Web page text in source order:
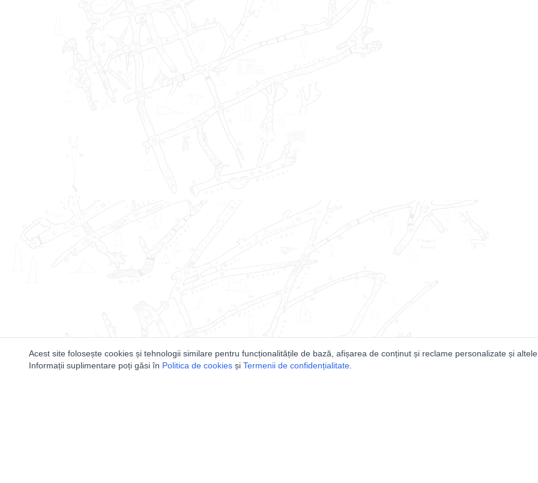
Acest site folosește cookies și tehnologii similare pentru funcționalitățile de bază, afișarea de conținut și reclame personalizate și altele.
Informații suplimentare poți găsi în Politica de cookies și Termenii de confidențialitate